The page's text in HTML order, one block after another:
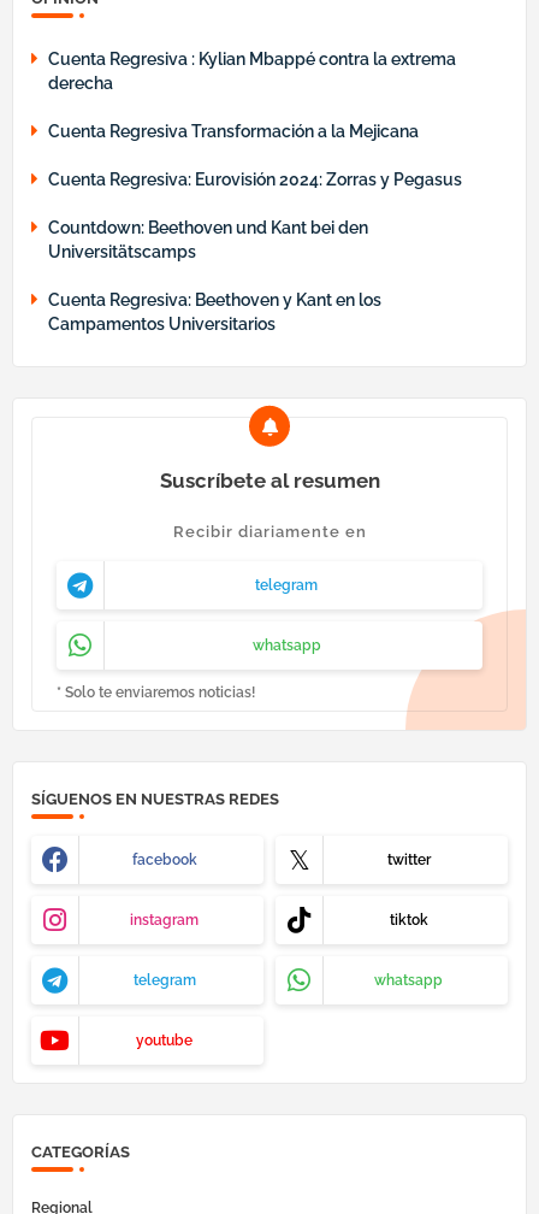
Cuenta Regresiva : Kylian Mbappé contra la extrema
derecha
Cuenta Regresiva Transformación a la Mejicana
Cuenta Regresiva: Eurovisión 2024: Zorras y Pegasus
Countdown: Beethoven und Kant bei den
Universitätscamps
Cuenta Regresiva: Beethoven y Kant en los
Campamentos Universitarios
Suscríbete al resumen
Recibir diariamente en
telegram
whatsapp
* Solo te enviaremos noticias!
SÍGUENOS EN NUESTRAS REDES
facebook twitter
instagram tiktok
telegram whatsapp
youtube
CATEGORÍAS
Regional